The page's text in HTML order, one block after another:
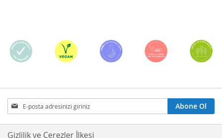
Bültenimize
Abone
Olmak
İster
Abone Ol
Gizlilik ve Çerezler İlkesi